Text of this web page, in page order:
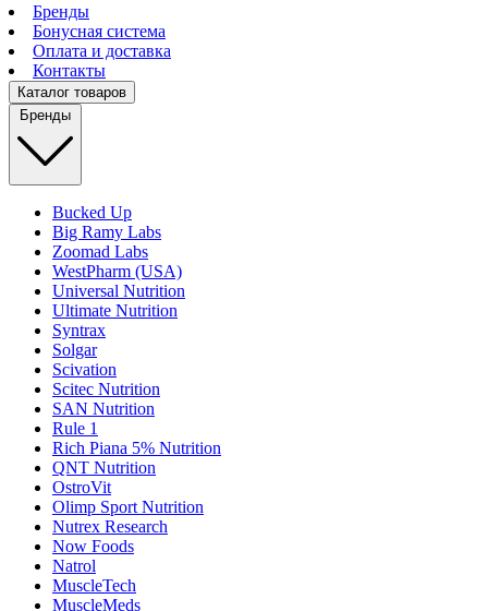
Бренды
Бонусная система
Оплата и доставка
Контакты
Каталог товаров
Бренды
Bucked Up
Big Ramy Labs
Zoomad Labs
WestPharm (USA)
Universal Nutrition
Ultimate Nutrition
Syntrax
Solgar
Scivation
Scitec Nutrition
SAN Nutrition
Rule 1
Rich Piana 5% Nutrition
QNT Nutrition
OstroVit
Olimp Sport Nutrition
Nutrex Research
Now Foods
Natrol
MuscleTech
MuscleMeds